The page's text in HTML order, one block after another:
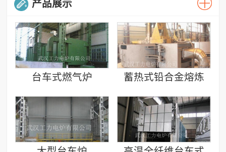
产品展示
台车式燃气炉
蓄热式铅合金熔炼
炉